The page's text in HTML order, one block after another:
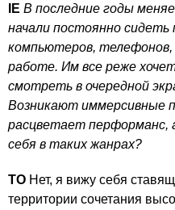
IE В последние годы
начали постоянно
компьютеров,
работе. Им все реже
смотреть в очередной
Возникают иммерсивные
расцветает перформанс,
себя в таких жанрах?
ТО Нет, я вижу себя
территории сочетания